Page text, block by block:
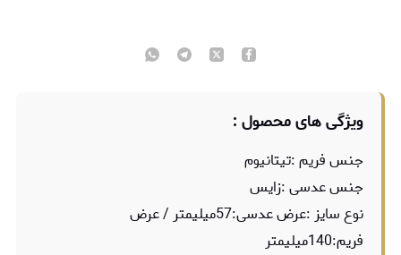
ویژگی های محصول :
جنس فریم :تیتانیوم
جنس عدسی :زایس
نوع سایز :عرض عدسی:57میلیمتر / عرض
فریم:140میلیمتر